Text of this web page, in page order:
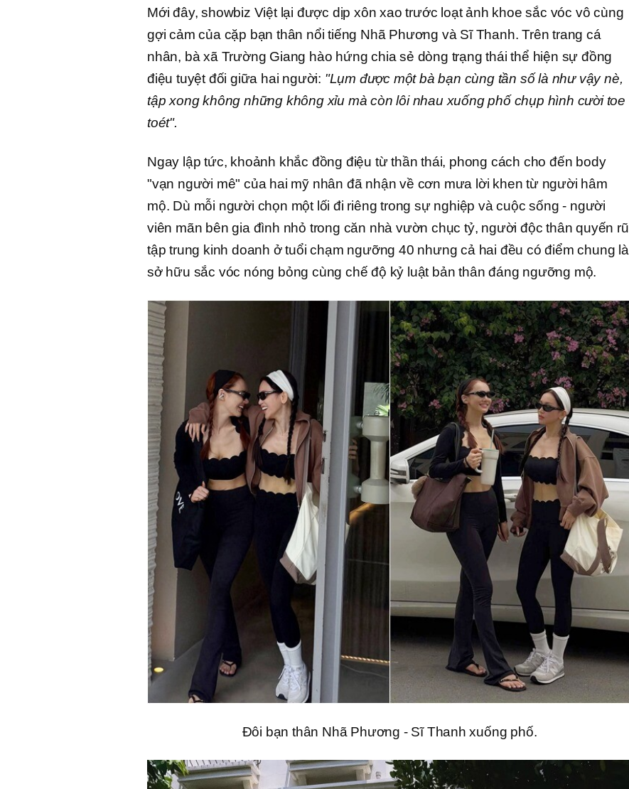
Mới đây, showbiz Việt lại được dịp xôn xao trước loạt ảnh khoe sắc vóc vô cùng
gợi cảm của cặp bạn thân nổi tiếng Nhã Phương và Sĩ Thanh. Trên trang cá
nhân, bà xã Trường Giang hào hứng chia sẻ dòng trạng thái thể hiện sự đồng
điệu tuyệt đối giữa hai người: "Lụm được một bà bạn cùng tần số là như vậy nè,
tập xong không những không xỉu mà còn lôi nhau xuống phố chụp hình cười toe
toét".
Ngay lập tức, khoảnh khắc đồng điệu từ thần thái, phong cách cho đến body
"vạn người mê" của hai mỹ nhân đã nhận về cơn mưa lời khen từ người hâm
mộ. Dù mỗi người chọn một lối đi riêng trong sự nghiệp và cuộc sống - người
viên mãn bên gia đình nhỏ trong căn nhà vườn chục tỷ, người độc thân quyến rũ
tập trung kinh doanh ở tuổi chạm ngưỡng 40 nhưng cả hai đều có điểm chung là
sở hữu sắc vóc nóng bỏng cùng chế độ kỷ luật bản thân đáng ngưỡng mộ.
Đôi bạn thân Nhã Phương - Sĩ Thanh xuống phố.